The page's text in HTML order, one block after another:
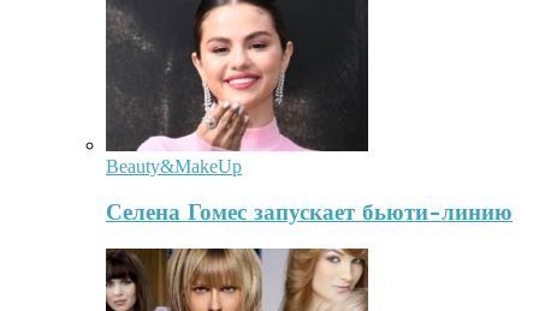
Beauty&MakeUp
Селена Гомес запускает бьюти-линию